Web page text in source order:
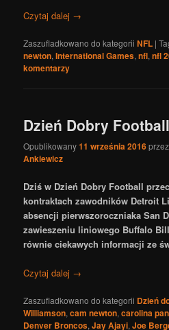
Czytaj dalej →
Zaszufladkowano do kategorii NFL |
newton,International Games,nfl,nfl
komentarzy
Dzień Dobry
Opublikowany11 września 2016przez
Ankiewicz
Dziś w Dzień Dobry Football
kontraktach zawodników Detroit
absencji pierwszoroczniaka San
zawieszeniu liniowego Buffalo
równie ciekawych informacji ze
Czytaj dalej →
Zaszufladkowano do kategorii Dzień
Williamson,cam newton,carolina
Denver Broncos,Jay Ajayi,Joe